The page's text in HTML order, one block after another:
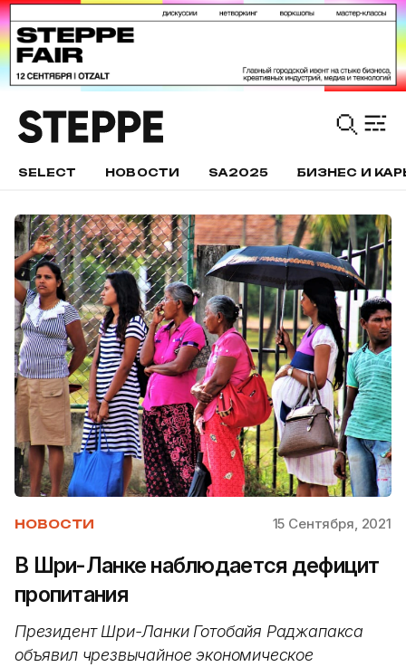
SELECT НОВОСТИ SA2025 БИЗНЕС И
НОВОСТИ 15 Сентября, 2021
В Шри-Ланке наблюдается дефицит
пропитания
Президент Шри-Ланки Готобайя Раджапакса
объявил чрезвычайное экономическое